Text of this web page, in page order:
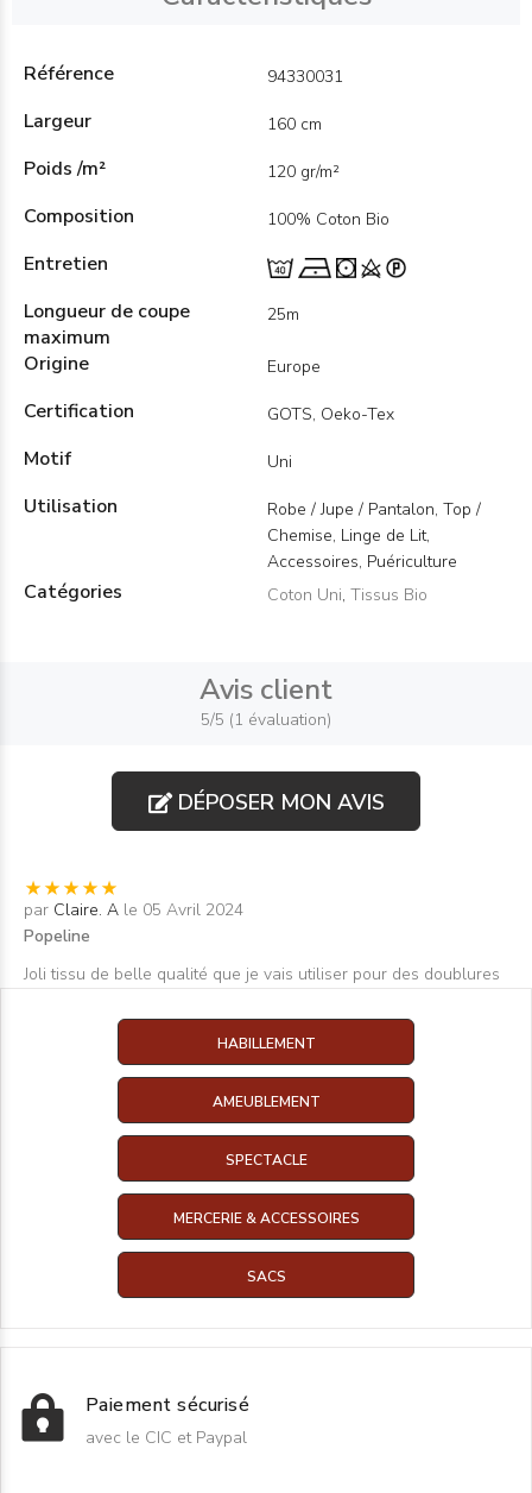
Référence 94330031
Largeur 160 cm
Poids /m² 120 gr/m²
Composition 100% Coton Bio
Entretien
Longueur de coupe
maximum
25m
Origine Europe
Certification GOTS, Oeko-Tex
Motif Uni
Utilisation
Robe / Jupe / Pantalon, Top /
Chemise, Linge de Lit,
Accessoires, Puériculture
Catégories Coton Uni, Tissus Bio
Avis client
5/5 (1 évaluation)
DÉPOSER MON AVIS
par Claire. A le 05 Avril 2024
Popeline
Joli tissu de belle qualité que je vais utiliser pour des doublures
HABILLEMENT
AMEUBLEMENT
SPECTACLE
MERCERIE & ACCESSOIRES
SACS
Paiement sécurisé
avec le CIC et Paypal